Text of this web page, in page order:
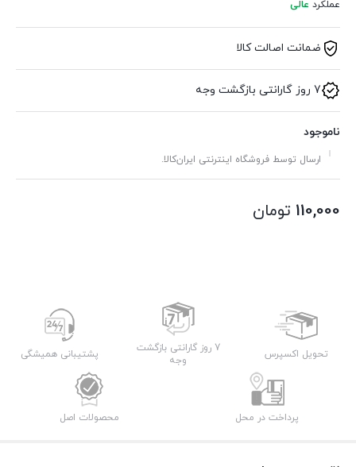
عملکرد عالی
ضمانت اصالت کالا
7 روز گارانتی بازگشت وجه
ناموجود
ارسال توسط فروشگاه اینترنتی ایران‌کالا.
110,000 تومان
تحویل اکسپرس
7 روز گارانتی بازگشت
وجه
پشتیبانی همیشگی
پرداخت در محل محصولات اصل